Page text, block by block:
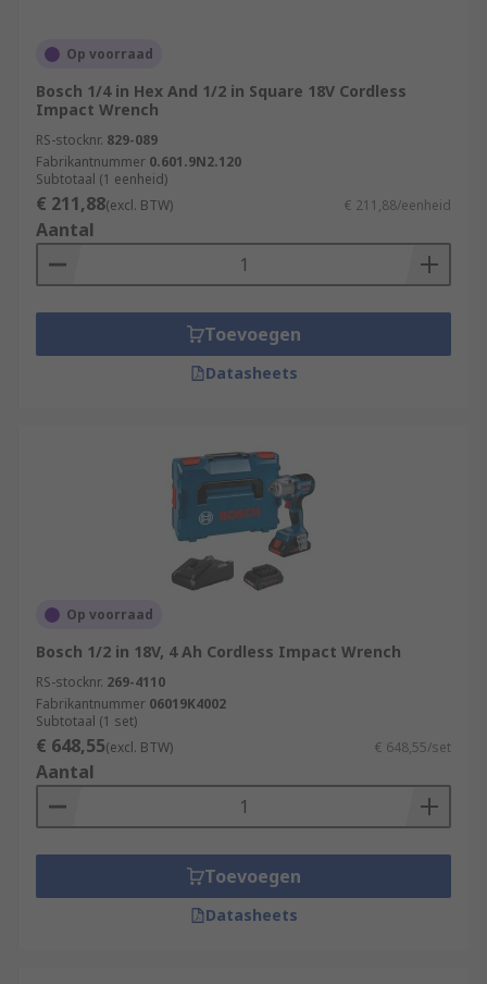
Op voorraad
Bosch 1/4 in Hex And 1/2 in Square 18V Cordless
Impact Wrench
RS-stocknr. 829-089
Fabrikantnummer 0.601.9N2.120
Subtotaal (1 eenheid)
€ 211,88(excl. BTW) € 211,88/eenheid
Aantal
Toevoegen
Datasheets
Op voorraad
Bosch 1/2 in 18V, 4 Ah Cordless Impact Wrench
RS-stocknr. 269-4110
Fabrikantnummer 06019K4002
Subtotaal (1 set)
€ 648,55(excl. BTW) € 648,55/set
Aantal
Toevoegen
Datasheets